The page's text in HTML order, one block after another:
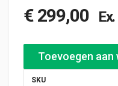
€299,00
Sortimo staal alu
Toevoegen aan
SKU